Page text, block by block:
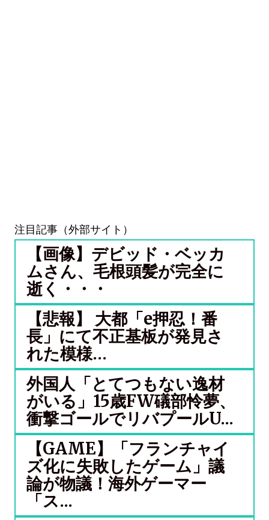
注目記事（外部サイト）
【画像】デビッド・ベッカ
ムさん、毛根頭髪が完全に
逝く・・・
【悲報】 大都「e押忍！番
長」にて不正基板が発見さ
れた模様…
外国人「とてつもない逸材
がいる」15歳FW礒部怜夢、
衝撃ゴールでリバプールU...
【GAME】「フランチャイ
ズ化に失敗したゲーム」議
論が物議！海外ゲーマー
「ス...